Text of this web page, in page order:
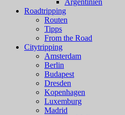
Argentinien
Roadtripping
Routen
Tipps
From the Road
Citytripping
Amsterdam
Berlin
Budapest
Dresden
Kopenhagen
Luxemburg
Madrid